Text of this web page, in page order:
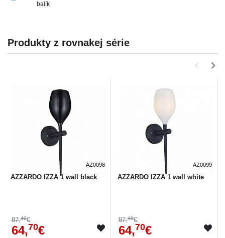
balík
Produkty z rovnakej série
AZ0098
AZZARDO IZZA 1 wall black
87,40€
64,70€
AZ0099
AZZARDO IZZA 1 wall white
87,40€
64,70€